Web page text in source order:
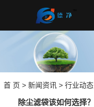
首 页 > 新闻资讯 > 行业动态
除尘滤袋该如何选择？